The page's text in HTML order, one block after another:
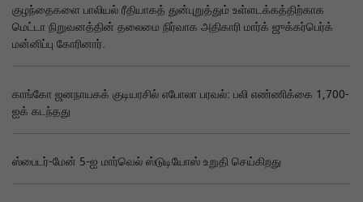
குழந்தைகளை பாலியல் ரீதியாகத் துன்புறுத்தும் உள்ளடக்கத்திற்காக
மெட்டா நிறுவனத்தின் தலைமை நிர்வாக அதிகாரி மார்க் ஜுக்கர்பெர்க்
மன்னிப்பு கோரினார்.
காங்கோ ஜனநாயகக் குடியரசில் எபோலா பரவல்: பலி எண்ணிக்கை 1,700-
ஐக் கடந்தது
ஸ்பைடர்-மேன் 5-ஐ மார்வெல் ஸ்டுடியோஸ் உறுதி செய்கிறது